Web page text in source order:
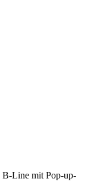
B-Line mit Pop-up-